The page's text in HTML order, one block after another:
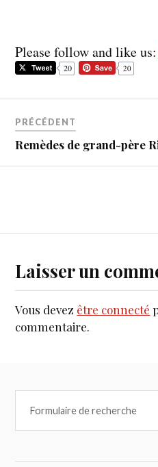
Please follow and like us:
20
20
PRÉCÉDENT
Remèdes de grand-père
Laisser un
Vous devez être connecté
commentaire.